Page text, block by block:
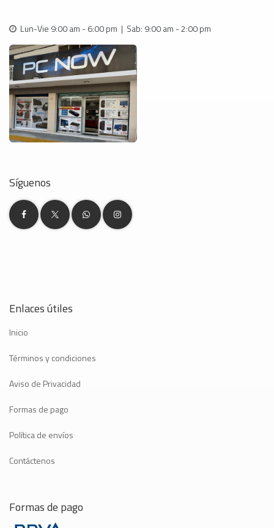
Lun-Vie 9:00 am - 6:00 pm | Sab: 9:00 am - 2:00 pm
Síguenos
Enlaces útiles
Inicio
Términos y condiciones
Aviso de Privacidad
Formas de pago
Política de envíos
Contáctenos
Formas de pago